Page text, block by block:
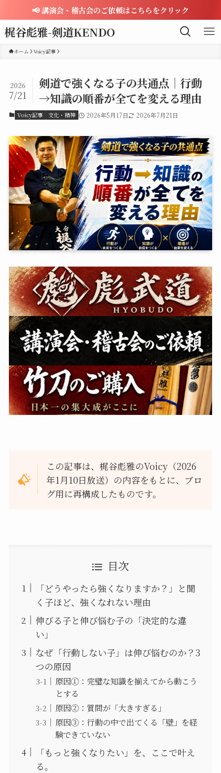
📢 講演会・稽古会のご依頼はこちらをクリック
梶谷彪雅-剣道KENDO
ホーム Voicy記事
剣道で強くなる子の共通点｜行動
→知識の順番が全てを変える理由
2026
7/21
Voicy記事 文化・精神 2026年5月17日 2026年7月21日
この記事は、梶谷彪雅のVoicy（2026
年1月10日放送）の内容をもとに、ブロ
グ用に再構成したものです。
目次
「どうやったら強くなりますか？」と聞
く子ほど、強くなれない理由
伸びる子と伸び悩む子の「決定的な違
い」
なぜ「行動しない子」は伸び悩むのか？3
つの原因
原因①：完璧な知識を揃えてから動こう
とする
原因②：質問が「大きすぎる」
原因③：行動の中で出てくる「壁」を経
験できていない
「もっと強くなりたい」を、ここで叶え
る。